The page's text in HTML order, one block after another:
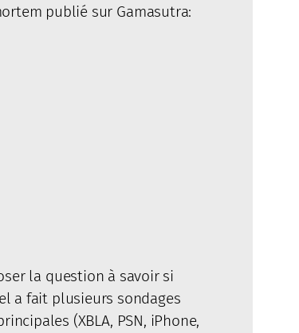
publié sur Gamasutra:
la question à savoir si
a fait plusieurs sondages
(XBLA, PSN, iPhone,